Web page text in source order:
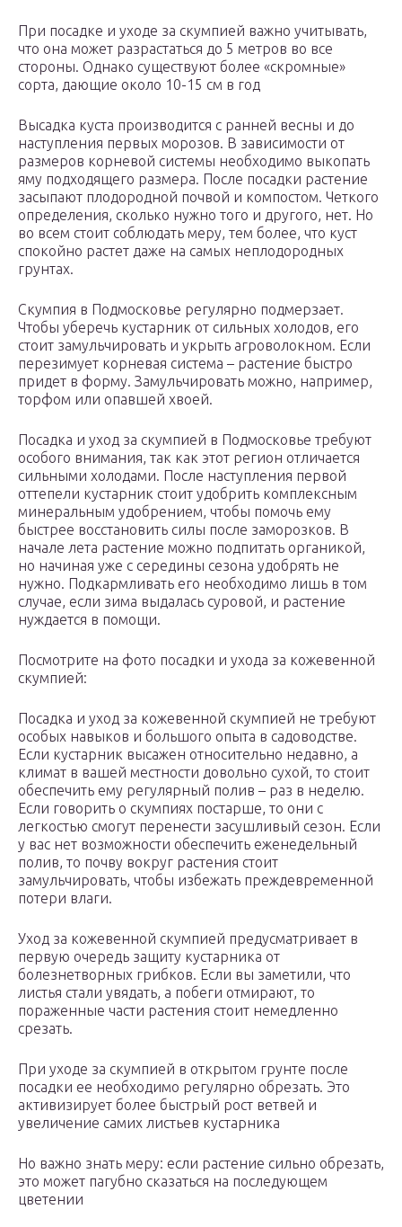
При посадке и уходе за скумпией важно учитывать,
что она может разрастаться до 5 метров во все
стороны. Однако существуют более «скромные»
сорта, дающие около 10-15 см в год
Высадка куста производится с ранней весны и до
наступления первых морозов. В зависимости от
размеров корневой системы необходимо выкопать
яму подходящего размера. После посадки растение
засыпают плодородной почвой и компостом. Четкого
определения, сколько нужно того и другого, нет. Но
во всем стоит соблюдать меру, тем более, что куст
спокойно растет даже на самых неплодородных
грунтах.
Скумпия в Подмосковье регулярно подмерзает.
Чтобы уберечь кустарник от сильных холодов, его
стоит замульчировать и укрыть агроволокном. Если
перезимует корневая система – растение быстро
придет в форму. Замульчировать можно, например,
торфом или опавшей хвоей.
Посадка и уход за скумпией в Подмосковье требуют
особого внимания, так как этот регион отличается
сильными холодами. После наступления первой
оттепели кустарник стоит удобрить комплексным
минеральным удобрением, чтобы помочь ему
быстрее восстановить силы после заморозков. В
начале лета растение можно подпитать органикой,
но начиная уже с середины сезона удобрять не
нужно. Подкармливать его необходимо лишь в том
случае, если зима выдалась суровой, и растение
нуждается в помощи.
Посмотрите на фото посадки и ухода за кожевенной
скумпией:
Посадка и уход за кожевенной скумпией не требуют
особых навыков и большого опыта в садоводстве.
Если кустарник высажен относительно недавно, а
климат в вашей местности довольно сухой, то стоит
обеспечить ему регулярный полив – раз в неделю.
Если говорить о скумпиях постарше, то они с
легкостью смогут перенести засушливый сезон. Если
у вас нет возможности обеспечить еженедельный
полив, то почву вокруг растения стоит
замульчировать, чтобы избежать преждевременной
потери влаги.
Уход за кожевенной скумпией предусматривает в
первую очередь защиту кустарника от
болезнетворных грибков. Если вы заметили, что
листья стали увядать, а побеги отмирают, то
пораженные части растения стоит немедленно
срезать.
При уходе за скумпией в открытом грунте после
посадки ее необходимо регулярно обрезать. Это
активизирует более быстрый рост ветвей и
увеличение самих листьев кустарника
Но важно знать меру: если растение сильно обрезать,
это может пагубно сказаться на последующем
цветении